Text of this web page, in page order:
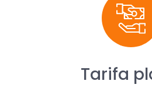
Tarifa